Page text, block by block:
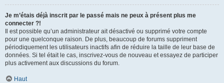
Je m’étais déjà inscrit par le passé mais ne peux à présent plus me
connecter ?!
Il est possible qu’un administrateur ait désactivé ou supprimé votre compte
pour une quelconque raison. De plus, beaucoup de forums suppriment
périodiquement les utilisateurs inactifs afin de réduire la taille de leur base de
données. Si tel était le cas, inscrivez-vous de nouveau et essayez de participer
plus activement aux discussions du forum.
Haut